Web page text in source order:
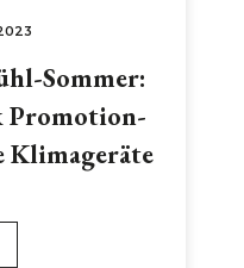
Sommer:
Promotion-